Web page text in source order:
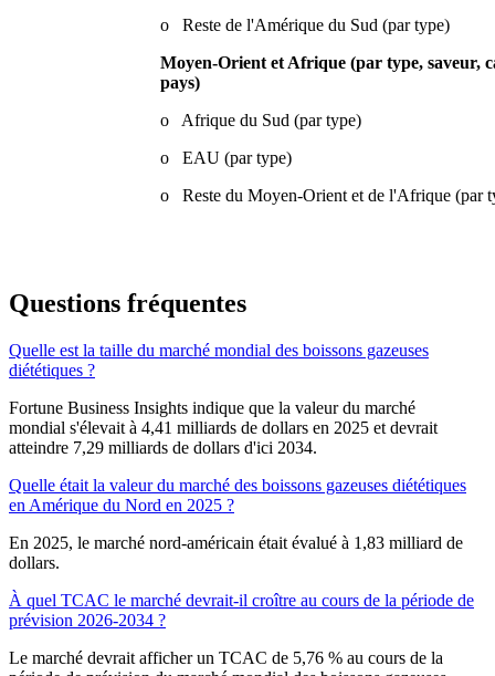
o Reste de l'Amérique du Sud (par type)
Moyen-Orient et Afrique (par type, saveur,
pays)
o Afrique du Sud (par type)
o EAU (par type)
o Reste du Moyen-Orient et de l'Afrique (par
Questions fréquentes
Quelle est la taille du marché mondial des boissons gazeuses
diététiques ?
Fortune Business Insights indique que la valeur du marché
mondial s'élevait à 4,41 milliards de dollars en 2025 et devrait
atteindre 7,29 milliards de dollars d'ici 2034.
Quelle était la valeur du marché des boissons gazeuses diététiques
en Amérique du Nord en 2025 ?
En 2025, le marché nord-américain était évalué à 1,83 milliard de
dollars.
À quel TCAC le marché devrait-il croître au cours de la période de
prévision 2026-2034 ?
Le marché devrait afficher un TCAC de 5,76 % au cours de la